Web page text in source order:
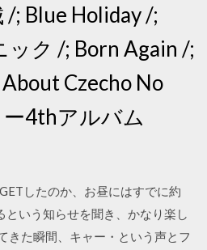
; Blue Holiday /;
ック /; Born Again /;
Czecho No
4thアルバム
したのか、お昼にはすでに約
いう知らせを聞き、かなり楽し
きた瞬間、キャー・という声とフ